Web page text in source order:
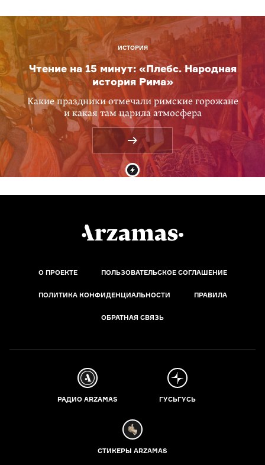
ИСТОРИЯ
Чтение на 15 минут: «Плебс. Народная
история Рима»
Какие праздники отмечали римские горожане
и какая там царила атмосфера
О ПРОЕКТЕ ПОЛЬЗОВАТЕЛЬСКОЕ СОГЛАШЕНИЕ
ПОЛИТИКА КОНФИДЕНЦИАЛЬНОСТИ ПРАВИЛА
ОБРАТНАЯ СВЯЗЬ
РАДИО ARZAMAS ГУСЬГУСЬ
СТИКЕРЫ ARZAMAS